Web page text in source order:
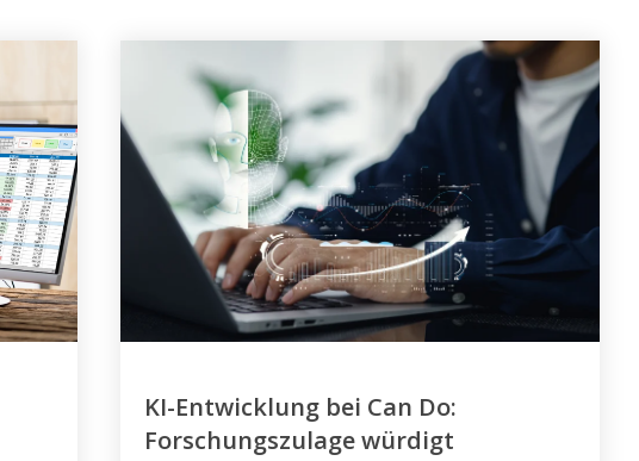
KI-Entwicklung bei Can Do:
Forschungszulage würdigt